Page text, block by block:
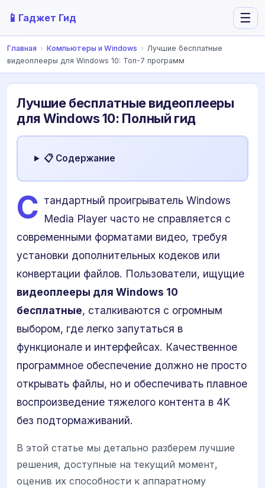
📱 Гаджет Гид ☰
Главная › Компьютеры и Windows › Лучшие бесплатные
видеоплееры для Windows 10: Топ-7 программ
Лучшие бесплатные видеоплееры
для Windows 10: Полный гид
📋 Содержание
С тандартный проигрыватель Windows
Media Player часто не справляется с
современными форматами видео, требуя
установки дополнительных кодеков или
конвертации файлов. Пользователи, ищущие
видеоплееры для Windows 10
бесплатные, сталкиваются с огромным
выбором, где легко запутаться в
функционале и интерфейсах. Качественное
программное обеспечение должно не просто
открывать файлы, но и обеспечивать плавное
воспроизведение тяжелого контента в 4K
без подтормаживаний.
В этой статье мы детально разберем лучшие
решения, доступные на текущий момент,
оценив их способности к аппаратному